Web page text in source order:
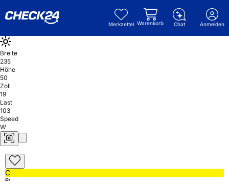
Merkzettel Warenkorb Chat Anmelden
Breite
235
Höhe
50
Zoll
19
Last
103
Speed
W
C